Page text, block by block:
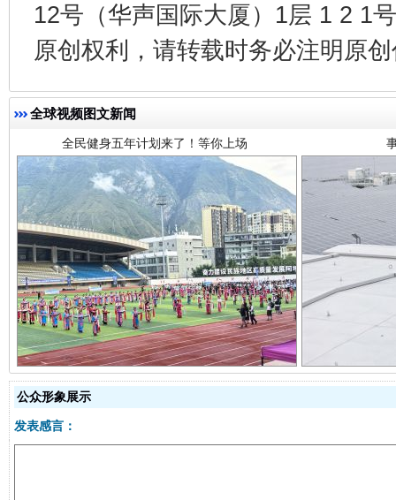
12号（华声国际大厦）1层 1 2 1
原创权利，请转载时务必注明原
全球视频图文新闻
阿坝州三大球赛在茂县开幕 规模
国家大学科技园优化重塑工作
公众形象展示
发表感言：